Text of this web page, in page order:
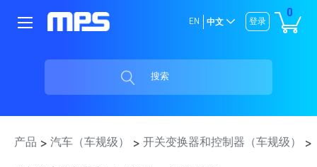
0
登录
EN 中文
搜索
产品 汽车（车规级） 开关变换器和控制器（车规级）